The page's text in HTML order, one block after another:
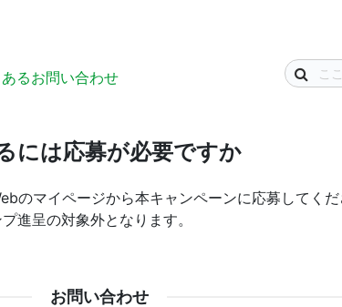
るお問い合わせ
には応募が必要ですか
のマイページから本キャンペーンに応募してくだ
進呈の対象外となります。
お問い合わせ